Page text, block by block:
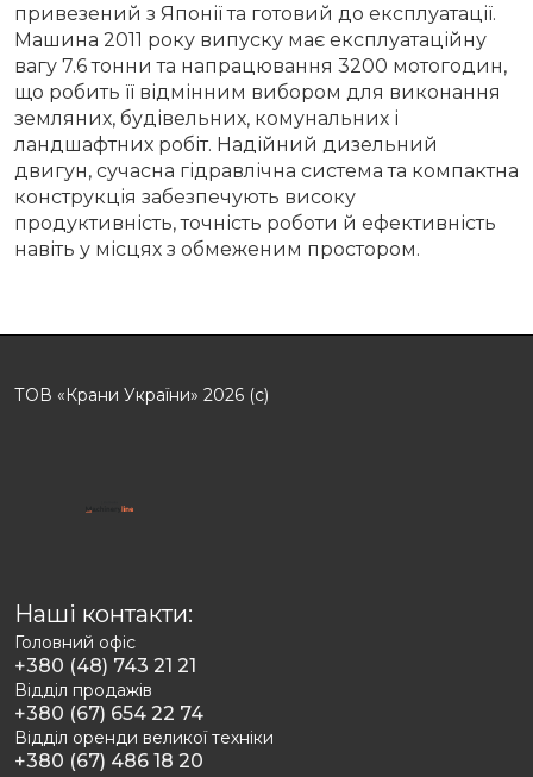
привезений з Японії та готовий до експлуатації.
Машина 2011 року випуску має експлуатаційну
вагу 7.6 тонни та напрацювання 3200 мотогодин,
що робить її відмінним вибором для виконання
земляних, будівельних, комунальних і
ландшафтних робіт. Надійний дизельний
двигун, сучасна гідравлічна система та компактна
конструкція забезпечують високу
продуктивність, точність роботи й ефективність
навіть у місцях з обмеженим простором.
ТОВ «Крани України» 2026 (с)
Наші контакти:
Головний офіс
+380 (48) 743 21 21
Відділ продажів
+380 (67) 654 22 74
Відділ оренди великої техніки
+380 (67) 486 18 20